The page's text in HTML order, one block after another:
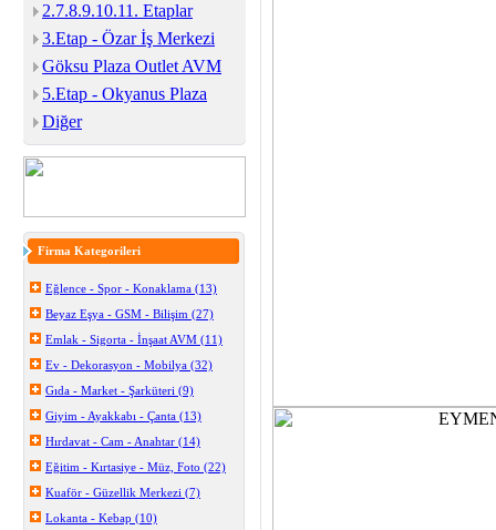
2.7.8.9.10.11. Etaplar
3.Etap - Özar İş Merkezi
Göksu Plaza Outlet AVM
5.Etap - Okyanus Plaza
Diğer
Firma Kategorileri
Eğlence - Spor - Konaklama (13)
Beyaz Eşya - GSM - Bilişim (27)
Emlak - Sigorta - İnşaat AVM (11)
Ev - Dekorasyon - Mobilya (32)
Gıda - Market - Şarküteri (9)
Giyim - Ayakkabı - Çanta (13)
Hırdavat - Cam - Anahtar (14)
Eğitim - Kırtasiye - Müz, Foto (22)
Kuaför - Güzellik Merkezi (7)
Lokanta - Kebap (10)